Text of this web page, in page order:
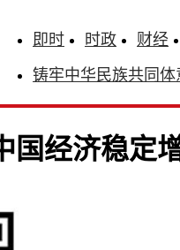
即时 时政 财经
铸牢中华民族共同体
国经济稳定